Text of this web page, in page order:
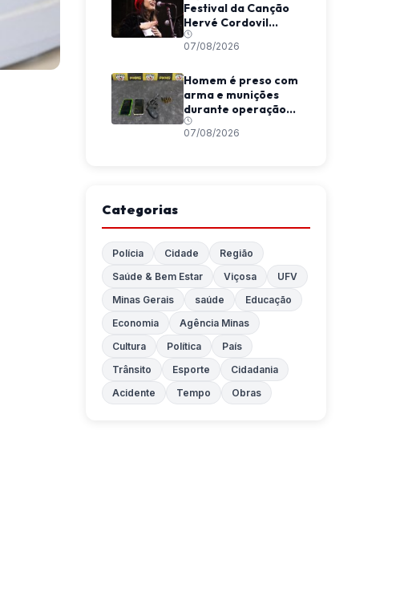
Festival da Canção
Hervé Cordovil
neste fim de semana
07/08/2026
Homem é preso com
arma e munições
durante operação
da Polícia Militar em
Araponga
07/08/2026
Categorias
Polícia Cidade
Região
Saúde & Bem Estar
Viçosa
UFV
Minas Gerais
saúde
Educação
Economia
Agência Minas
Cultura
Política
País
Trânsito
Esporte
Cidadania
Acidente
Tempo Obras